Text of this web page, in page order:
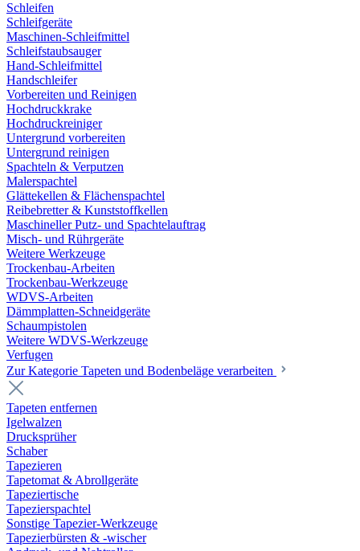
Schleifen
Schleifgeräte
Maschinen-Schleifmittel
Schleifstaubsauger
Hand-Schleifmittel
Handschleifer
Vorbereiten und Reinigen
Hochdruckkrake
Hochdruckreiniger
Untergrund vorbereiten
Untergrund reinigen
Spachteln & Verputzen
Malerspachtel
Glättekellen & Flächenspachtel
Reibebretter & Kunststoffkellen
Maschineller Putz- und Spachtelauftrag
Misch- und Rührgeräte
Weitere Werkzeuge
Trockenbau-Arbeiten
Trockenbau-Werkzeuge
WDVS-Arbeiten
Dämmplatten-Schneidgeräte
Schaumpistolen
Weitere WDVS-Werkzeuge
Verfugen
Zur Kategorie Tapeten und Bodenbeläge verarbeiten
Tapeten entfernen
Igelwalzen
Drucksprüher
Schaber
Tapezieren
Tapetomat & Abrollgeräte
Tapeziertische
Tapezierspachtel
Sonstige Tapezier-Werkzeuge
Tapezierbürsten & -wischer